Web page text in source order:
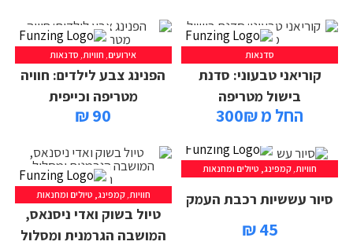
סדנאות
קוריאני טבעוני: סדנת
בישול מטריפה
החל מ 300₪
אירועים, חוויות, סדנאות
הפנינג צבע לילדים: חוויה
מטריפה וכייפית
90 ₪
חוויות קמפינג, טיולים ומחנאות
סיור עששיות רכבת העמק
45 ₪
חוויות ,קמפינג, טיולים ומחנאות
טיול בשוק ואדי ניסנאס,
המושבה הגרמנית ומסלול